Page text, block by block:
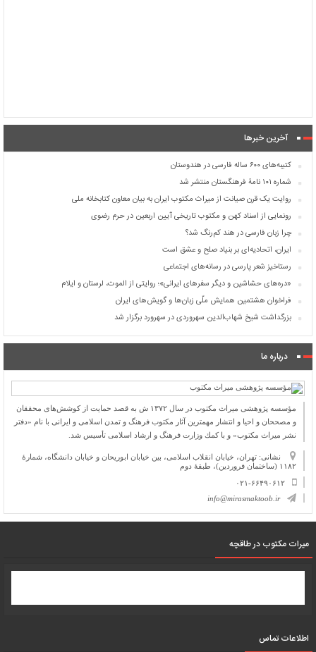
آخرین خبرها
کتیبه‌های ۶۰۰ ساله فارسی در هندوستان
شماره ۱۰۱ نامۀ فرهنگستان منتشر شد
روایت یک قرن صیانت از میراث مکتوب ایران به بیان معاون کتابخانه ملی
رونمایی از اسناد کهن و مکتوب تاریخی آیین اربعین در حرم رضوی
چرا زبان فارسی در هند کم‌رنگ شد؟
ایران، اتحادیه‌ای بر بنیاد صلح و عشق است
رستاخیز شعر پارسی در رسانه‌های اجتماعی
«دره‌های حشاشین و دیگر سفرهای ایرانی»؛ روایتی از الموت، لرستان و ایلام
فراخوان هشتمین همایش ملّی زبان‌ها و گویش‌های ایران
بزرگداشت شیخ شهاب‌الدین سهروردی در سهرورد برگزار شد
درباره ما
مؤسسه پژوهشی میراث مكتوب در سال ۱۳۷۲ ش به قصد حمایت از كوشش‌های محققان
و مصححان و احیا و انتشار مهمترین آثار مكتوب فرهنگ و تمدن اسلامی و ایرانی با نام «دفتر
نشر میراث مكتوب» و با كمك وزارت فرهنگ و ارشاد اسلامی تأسیس شد.
نشانی: تهران، خیابان انقلاب اسلامی، بین خیابان ابوریحان و خیابان دانشگاه، شمارۀ
۱۱۸۲ (ساختمان فروردین)، طبقۀ دوم
۰۲۱-۶۶۴۹۰۶۱۲
info@mirasmaktoob.ir
میرات مکتوب در طاقچه
اطلاعات تماس